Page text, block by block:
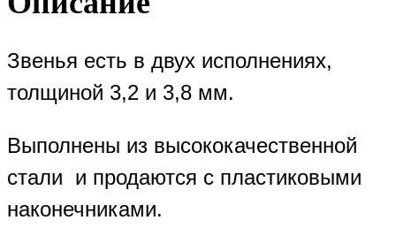
Звенья есть в двух исполнениях,
толщиной 3,2 и 3,8 мм.
Выполнены из высококачественной
стали и продаются с пластиковыми
наконечниками.